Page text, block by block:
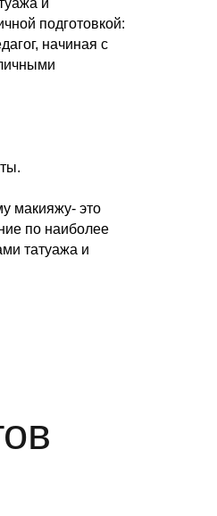
и
подготовкой:
начиная с
макияжу- это
по наиболее
татуажа и